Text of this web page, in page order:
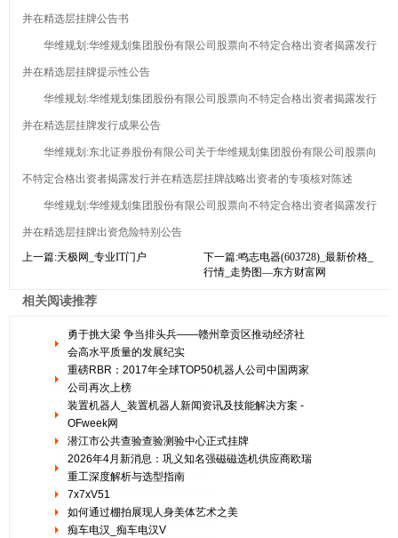
并在精选层挂牌公告书
华维规划:华维规划集团股份有限公司股票向不特定合格出资者揭露发行
并在精选层挂牌提示性公告
华维规划:华维规划集团股份有限公司股票向不特定合格出资者揭露发行
并在精选层挂牌发行成果公告
华维规划:东北证券股份有限公司关于华维规划集团股份有限公司股票向
不特定合格出资者揭露发行并在精选层挂牌战略出资者的专项核对陈述
华维规划:华维规划集团股份有限公司股票向不特定合格出资者揭露发行
并在精选层挂牌出资危险特别公告
上一篇:天极网_专业IT门户 下一篇:鸣志电器(603728)_最新价格_
行情_走势图—东方财富网
相关阅读推荐
勇于挑大梁 争当排头兵——赣州章贡区推动经济社
会高水平质量的发展纪实
重磅RBR：2017年全球TOP50机器人公司中国两家
公司再次上榜
装置机器人_装置机器人新闻资讯及技能解决方案 -
OFweek网
潜江市公共查验查验测验中心正式挂牌
2026年4月新消息：巩义知名强磁磁选机供应商欧瑞
重工深度解析与选型指南
7x7xV51
如何通过棚拍展现人身美体艺术之美
痴车电汉_痴车电汉V